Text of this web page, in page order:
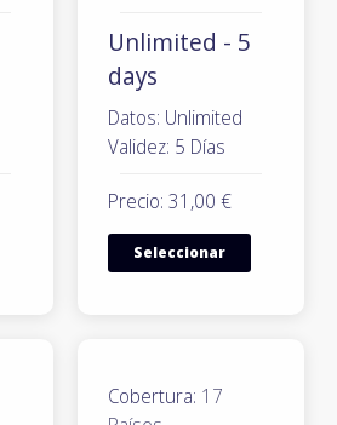
Unlimited - 5
days
Datos: Unlimited
Validez: 5 Días
Precio: 31,00 €
Seleccionar
Cobertura: 17